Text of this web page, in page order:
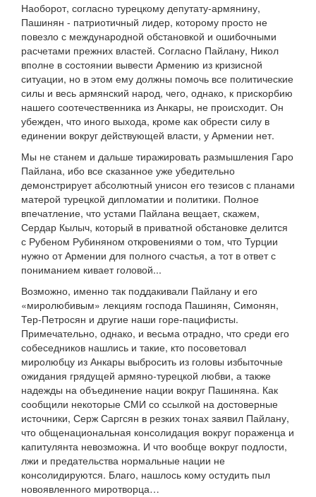
Наоборот, согласно турецкому депутату-армянину,
Пашинян - патриотичный лидер, которому просто не
повезло с международной обстановкой и ошибочными
расчетами прежних властей. Согласно Пайлану, Никол
вполне в состоянии вывести Армению из кризисной
ситуации, но в этом ему должны помочь все политические
силы и весь армянский народ, чего, однако, к прискорбию
нашего соотечественника из Анкары, не происходит. Он
убежден, что иного выхода, кроме как обрести силу в
единении вокруг действующей власти, у Армении нет.
Мы не станем и дальше тиражировать размышления Гаро
Пайлана, ибо все сказанное уже убедительно
демонстрирует абсолютный унисон его тезисов с планами
матерой турецкой дипломатии и политики. Полное
впечатление, что устами Пайлана вещает, скажем,
Сердар Кылыч, который в приватной обстановке делится
с Рубеном Рубиняном откровениями о том, что Турции
нужно от Армении для полного счастья, а тот в ответ с
пониманием кивает головой...
Возможно, именно так поддакивали Пайлану и его
«миролюбивым» лекциям господа Пашинян, Симонян,
Тер-Петросян и другие наши горе-пацифисты.
Примечательно, однако, и весьма отрадно, что среди его
собеседников нашлись и такие, кто посоветовал
миролюбцу из Анкары выбросить из головы избыточные
ожидания грядущей армяно-турецкой любви, а также
надежды на объединение нации вокруг Пашиняна. Как
сообщили некоторые СМИ со ссылкой на достоверные
источники, Серж Саргсян в резких тонах заявил Пайлану,
что общенациональная консолидация вокруг пораженца и
капитулянта невозможна. И что вообще вокруг подлости,
лжи и предательства нормальные нации не
консолидируются. Благо, нашлось кому остудить пыл
новоявленного миротворца…